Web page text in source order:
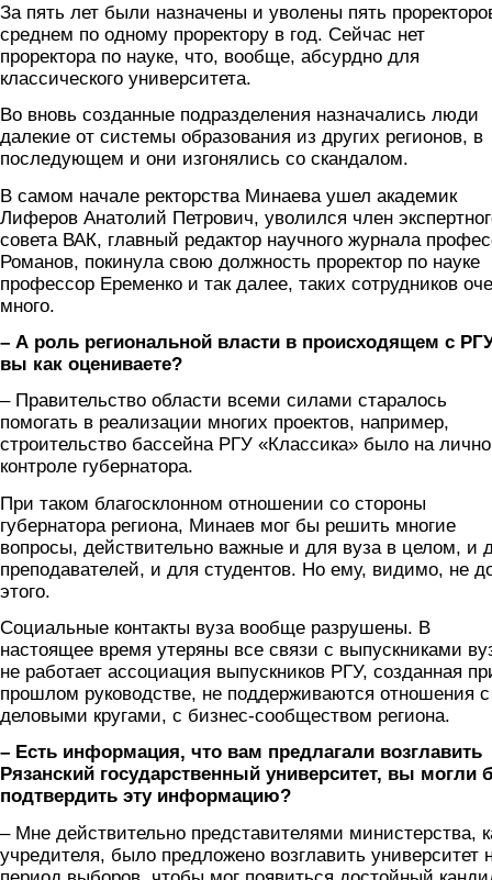
За пять лет были назначены и уволены пять
среднем по одному проректору в год. Сейчас нет
проректора по науке, что, вообще, абсурдно для
классического университета.
Во вновь созданные подразделения назначались люди
далекие от системы образования из других регионов, в
последующем и они изгонялись со скандалом.
В самом начале ректорства Минаева ушел академик
Лиферов Анатолий Петрович, уволился член
совета ВАК, главный редактор научного журнала
Романов, покинула свою должность проректор по науке
профессор Еременко и так далее, таких сотрудников
много.
– А роль региональной власти в происходящем с
вы как оцениваете?
– Правительство области всеми силами старалось
помогать в реализации многих проектов, например,
строительство бассейна РГУ «Классика» было на
контроле губернатора.
При таком благосклонном отношении со стороны
губернатора региона, Минаев мог бы решить многие
вопросы, действительно важные и для вуза в целом, и
преподавателей, и для студентов. Но ему, видимо, не
этого.
Социальные контакты вуза вообще разрушены. В
настоящее время утеряны все связи с выпускниками
не работает ассоциация выпускников РГУ, созданная
прошлом руководстве, не поддерживаются отношения с
деловыми кругами, с бизнес-сообществом региона.
– Есть информация, что вам предлагали возглавить
Рязанский государственный университет, вы могли
подтвердить эту информацию?
– Мне действительно представителями министерства,
учредителя, было предложено возглавить университет